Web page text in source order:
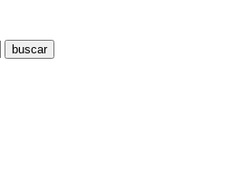
buscar